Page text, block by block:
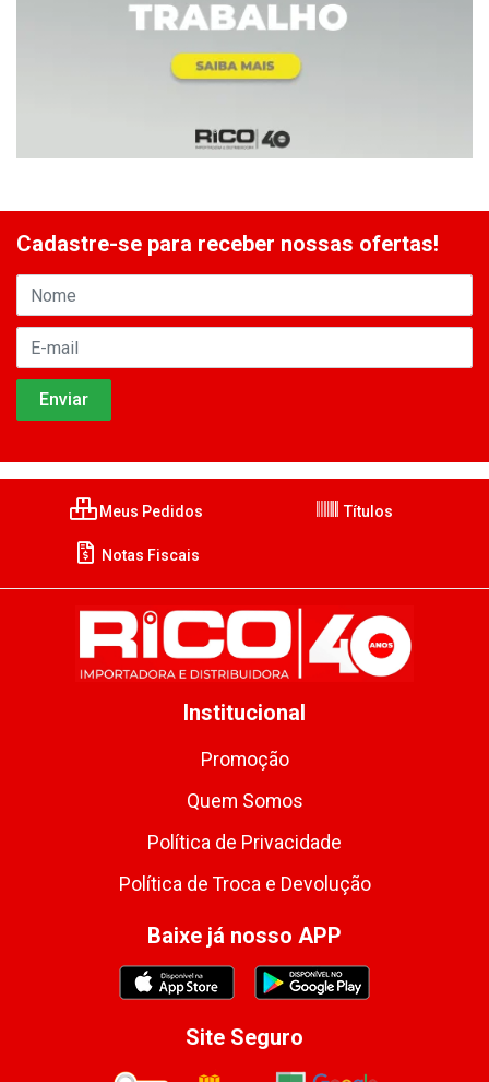
Cadastre-se para receber nossas ofertas!
Meus Pedidos Títulos
Notas Fiscais
Institucional
Promoção
Quem Somos
Política de Privacidade
Política de Troca e Devolução
Baixe já nosso APP
Site Seguro